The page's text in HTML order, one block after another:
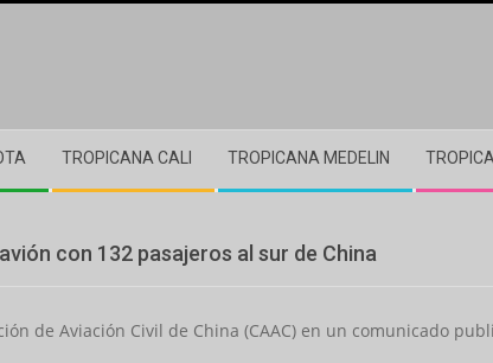
TROPICANA CALI TROPICANA MEDELIN
con 132 pasajeros al sur de China
de Aviación Civil de China (CAAC) en un comunicado